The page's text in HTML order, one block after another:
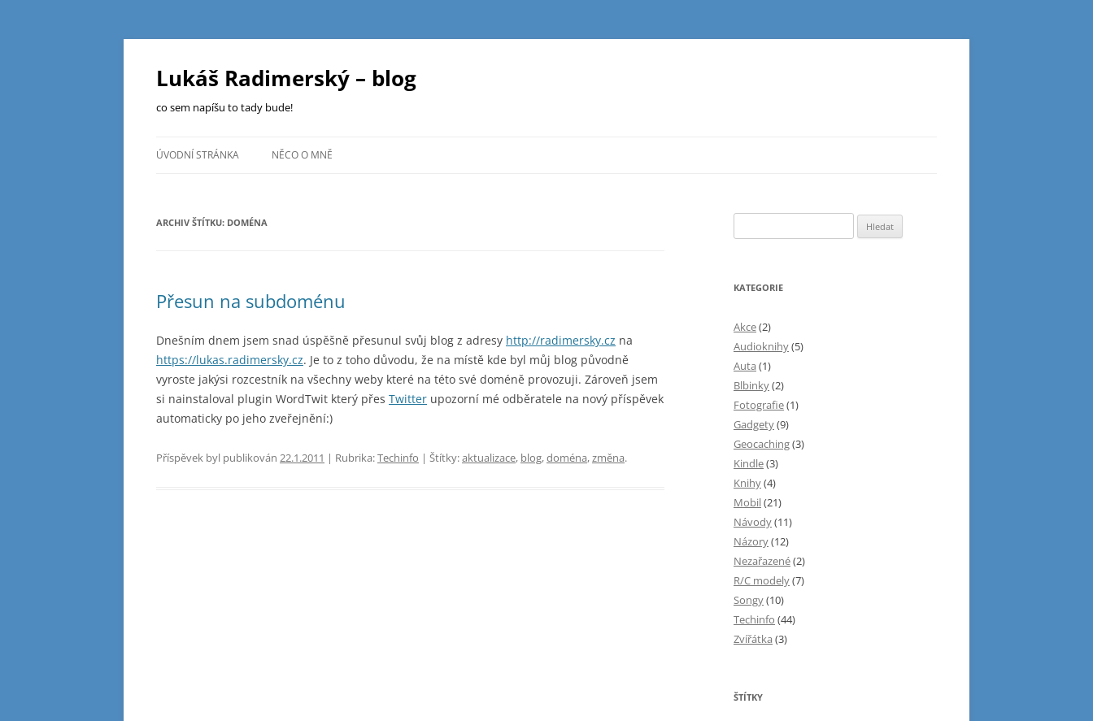
Přejít
obsahu
webu
Lukáš Radimerský – blog
co sem napíšu to tady bude!
ÚVODNÍ STRÁNKA NĚCO O MNĚ
ARCHIV ŠTÍTKU: DOMÉNA
Přesun na subdoménu
Dnešním dnem jsem snad úspěšně přesunul svůj blog z adresy http://radimersky.cz na
https://lukas.radimersky.cz. Je to z toho důvodu, že na místě kde byl můj blog původně
vyroste jakýsi rozcestník na všechny weby které na této své doméně provozuji. Zároveň jsem
si nainstaloval plugin WordTwit který přes Twitter upozorní mé odběratele na nový příspěvek
automaticky po jeho zveřejnění:)
Příspěvek byl publikován 22.1.2011 | Rubrika:Techinfo | Štítky:aktualizace, blog,doména,změna.
KATEGORIE
Akce(2)
Audioknihy(5)
Auta (1)
Blbinky(2)
Fotografie(1)
Gadgety(9)
Geocaching(3)
Kindle(3)
Knihy(4)
Mobil(21)
Návody(11)
Názory(12)
Nezařazené(2)
R/C modely(7)
Songy(10)
Techinfo (44)
Zvířátka (3)
ŠTÍTKY